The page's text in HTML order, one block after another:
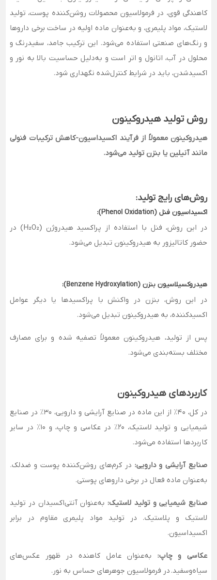
کاهندگی قوی، در فرمولاسیون محصولات روشن‌کننده پوست، تولید
لاستیک، مواد پلیمری، و به‌عنوان ماده اولیه در ساخت برخی داروها
و رنگ‌های صنعتی استفاده می‌شود. این ترکیب جامد، سفیدرنگ و
محلول در آب، اتانول و اتر است و به‌دلیل حساسیت بالا به نور و
اکسیدشدن، باید در شرایط کنترل‌شده نگهداری شود.
روش تولید هیدروکینون
هیدروکینون معمولاً از فرآیند اکسیداسیون-کاهش ترکیبات فنولی
مانند آنیلین یا بنزن تولید می‌شود.
روش‌های رایج تولید:
اکسیداسیون فنل (Phenol Oxidation):
در این روش، فنل با استفاده از پراکسید هیدروژن (H₂O₂) در
حضور کاتالیزور به هیدروکینون تبدیل می‌شود.
هیدروکسیلاسیون بنزن (Benzene Hydroxylation):
در این روش، بنزن در واکنش با پراکسیدها یا دیگر عوامل
اکسیدکننده، به هیدروکینون تبدیل می‌شود.
پس از تولید، هیدروکینون معمولاً تصفیه شده و برای مصارف
مختلف بسته‌بندی می‌شود.
کاربردهای هیدروکینون
در کل، 40٪ از این ماده در صنایع آرایشی و دارویی، 30٪ در صنایع
شیمیایی و تولید لاستیک، 20٪ در عکاسی و چاپ، و 10٪ در سایر
کاربردها استفاده می‌شود.
صنایع آرایشی و دارویی: در کرم‌های روشن‌کننده پوست و ضدلک.
به‌عنوان ماده فعال در برخی داروهای پوستی.
صنایع شیمیایی و تولید لاستیک: به‌عنوان آنتی‌اکسیدان در تولید
لاستیک و پلاستیک. در تولید مواد پلیمری مقاوم در برابر
اکسیداسیون.
عکاسی و چاپ: به‌عنوان عامل کاهنده در ظهور عکس‌های
سیاه‌وسفید. در فرمولاسیون جوهرهای حساس به نور.